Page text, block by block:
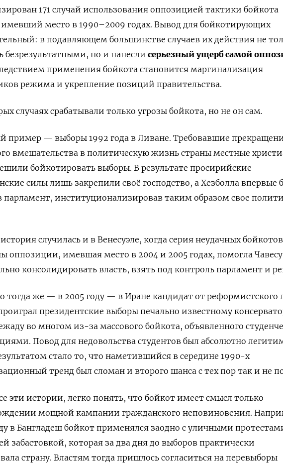
171 случай использования оппозицией тактики бойкота
место в 1990–2009 годах. Вывод для бойкотирующих
в подавляющем большинстве случаев их действия не
безрезультатными, но и нанесли серьезный ущерб самой
применения бойкота становится маргинализация
режима и укрепление позиций правительства.
случаях срабатывали только угрозы бойкота, но не он сам.
пример — выборы 1992 года в Ливане. Требовавшие
вмешательства в политическую жизнь страны местные
бойкотировать выборы. В результате просирийские
силы лишь закрепили своё господство, а Хезболла впервые
парламент, институционализировав таким образом свое
случилась и в Венесуэле, когда серия неудачных бойкотов
оппозиции, имевшая место в 2004 и 2005 годах, помогла Чавесу
консолидировать власть, взять под контроль парламент и
тогда же — в 2005 году — в Иране кандидат от реформистского
президентские выборы печально известному
во многом из-за массового бойкота, объявленного
Повод для недовольства студентов был абсолютно
стало то, что наметившийся в середине 1990-х
тренд был сломан и второго шанса с тех пор так и не
эти истории, легко понять, что бойкот имеет смысл только
мощной кампании гражданского неповиновения.
в Бангладеш бойкот применялся заодно с уличными
забастовкой, которая за два дня до выборов практически
страну. Властям тогда пришлось согласиться на перевыборы